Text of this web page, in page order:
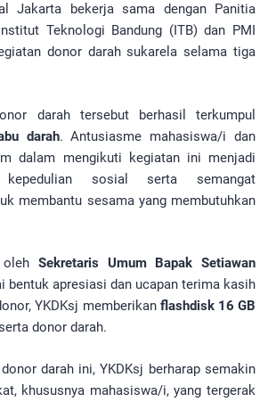
Jakarta bekerja sama dengan Panitia
Teknologi Bandung (ITB) dan PMI
donor darah sukarela selama tiga
darah tersebut berhasil terkumpul
darah. Antusiasme mahasiswa/i dan
dalam mengikuti kegiatan ini menjadi
sosial serta semangat
membantu sesama yang membutuhkan
Sekretaris Umum Bapak Setiawan
bentuk apresiasi dan ucapan terima kasih
YKDKsj memberikan flashdisk 16 GB
donor darah.
darah ini, YKDKsj berharap semakin
khususnya mahasiswa/i, yang tergerak